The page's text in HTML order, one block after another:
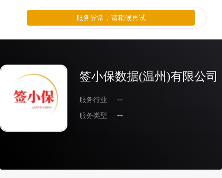
签小保数据(温州)有限公司
服务行业
--
服务类型
--
服务异常，请稍候再试